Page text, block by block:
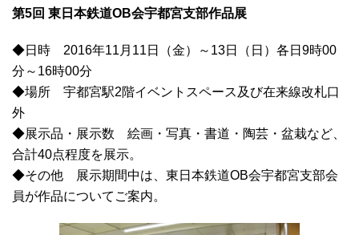
第5回 東日本鉄道OB会宇都宮支部作品展
◆日時 2016年11月11日（金）～13日（日）各日9時00
分～16時00分
◆場所 宇都宮駅2階イベントスペース及び在来線改札口
外
◆展示品・展示数 絵画・写真・書道・陶芸・盆栽など、
合計40点程度を展示。
◆その他 展示期間中は、東日本鉄道OB会宇都宮支部会
員が作品についてご案内。